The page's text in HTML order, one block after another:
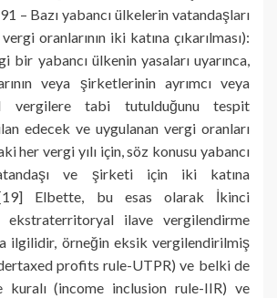
– Bazı yabancı ülkelerin vatandaşları
oranlarının iki katına çıkarılması):
bir yabancı ülkenin yasaları uyarınca,
veya şirketlerinin ayrımcı veya
vergilere tabi tutulduğunu tespit
edecek ve uygulanan vergi oranları
her vergi yılı için, söz konusu yabancı
ve şirketi için iki katına
[19] Elbette, bu esas olarak İkinci
ekstraterritoryal ilave vergilendirme
ilgilidir, örneğin eksik vergilendirilmiş
profits rule-UTPR) ve belki de
(income inclusion rule-IIR) ve